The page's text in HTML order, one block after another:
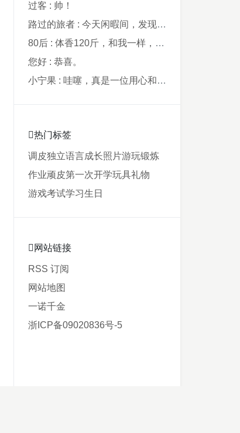
过客 : 帅！
路过的旅者 : 今天闲暇间，发现藏在阿鲁西名字里的...
80后 : 体香120斤，和我一样，40年了，...
您好 : 恭喜。
小宁果 : 哇噻，真是一位用心和爸爸，从孩子出...
热门标签
调皮独立语言成长照片游玩锻炼
作业顽皮第一次开学玩具礼物
游戏考试学习生日
网站链接
RSS 订阅
网站地图
一诺千金
浙ICP备09020836号-5